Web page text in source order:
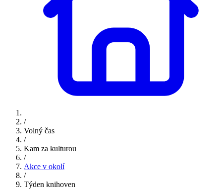
/
Volný čas
/
Kam za kulturou
/
Akce v okolí
/
Týden knihoven